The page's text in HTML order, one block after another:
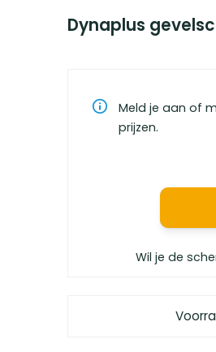
Dynaplus
Meld je aan of
prijzen.
Wil je de